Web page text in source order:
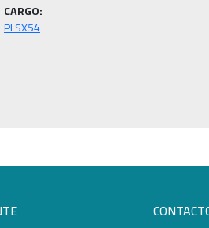
CARGO:
PLSX54